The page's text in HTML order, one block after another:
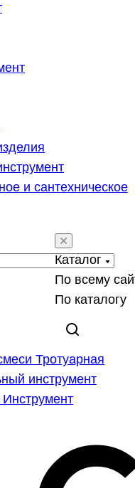
и сантехническое
Каталог
По всему
По каталогу
Тротуарная
инструмент
Инструмент